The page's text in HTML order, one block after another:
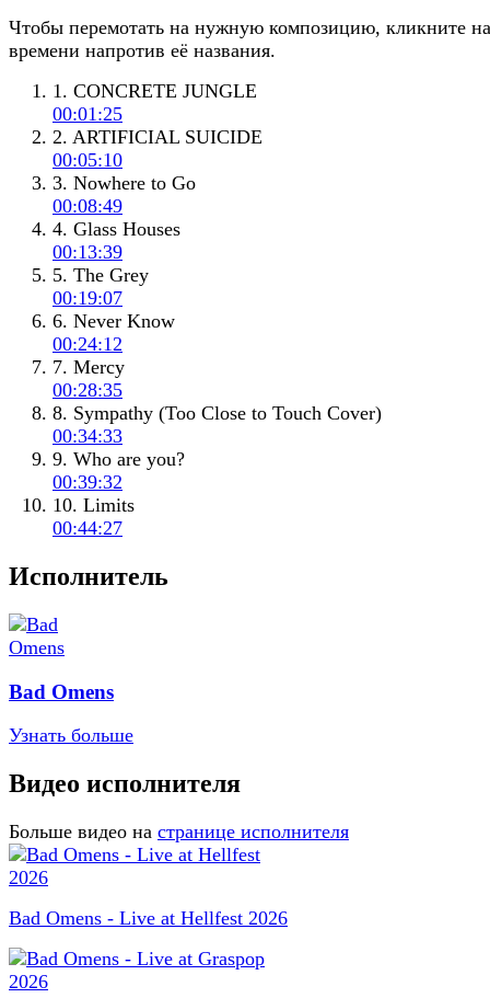
Чтобы перемотать на нужную композицию, кликните на
времени напротив её названия.
1. CONCRETE JUNGLE
00:01:25
2. ARTIFICIAL SUICIDE
00:05:10
3. Nowhere to Go
00:08:49
4. Glass Houses
00:13:39
5. The Grey
00:19:07
6. Never Know
00:24:12
7. Mercy
00:28:35
8. Sympathy (Too Close to Touch Cover)
00:34:33
9. Who are you?
00:39:32
10. Limits
00:44:27
Исполнитель
Bad Omens
Узнать больше
Видео исполнителя
Больше видео на странице исполнителя
Bad Omens - Live at Hellfest 2026